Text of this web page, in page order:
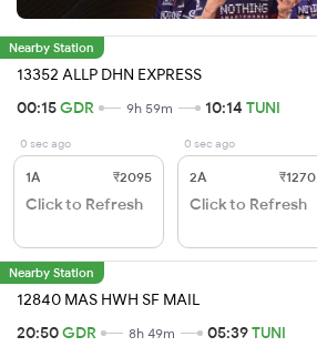
Nearby Station
13352 ALLP DHN EXPRESS
00:15GDR 9h 59m 10:14 TUNI
0 sec ago
1A ₹2095
Click to Refresh
0 sec ago
2A ₹1270
Click to Refresh
Nearby Station
12840 MAS HWH SF MAIL
20:50GDR 8h 49m 05:39TUNI